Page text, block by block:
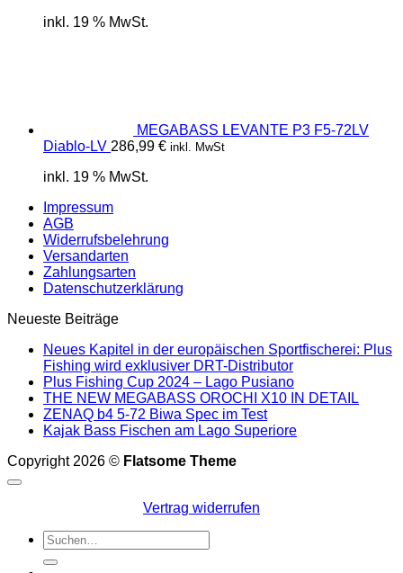
inkl. 19 % MwSt.
MEGABASS LEVANTE P3 F5-72LV
Diablo-LV 286,99 € inkl. MwSt
inkl. 19 % MwSt.
Impressum
AGB
Widerrufsbelehrung
Versandarten
Zahlungsarten
Datenschutzerklärung
Neueste Beiträge
Neues Kapitel in der europäischen Sportfischerei: Plus
Fishing wird exklusiver DRT-Distributor
Plus Fishing Cup 2024 – Lago Pusiano
THE NEW MEGABASS OROCHI X10 IN DETAIL
ZENAQ b4 5-72 Biwa Spec im Test
Kajak Bass Fischen am Lago Superiore
Copyright 2026 © Flatsome Theme
Vertrag widerrufen
Suchen
nach: